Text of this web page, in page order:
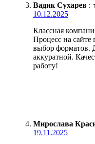
Вадик Сухарев :
10.12.2025
Классная
Процесс на
выбор форматов.
аккуратной.
работу!
Мирослава
19.11.2025